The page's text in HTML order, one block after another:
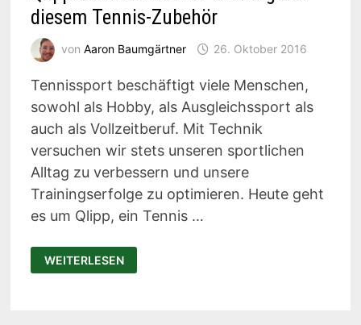
diesem Tennis-Zubehör
von Aaron Baumgärtner 26. Oktober 2016
Tennissport beschäftigt viele Menschen,
sowohl als Hobby, als Ausgleichssport als
auch als Vollzeitberuf. Mit Technik
versuchen wir stets unseren sportlichen
Alltag zu verbessern und unsere
Trainingserfolge zu optimieren. Heute geht
es um Qlipp, ein Tennis …
QLIPP:
PROFESSIONELLES
TRAINING
WEITERLESEN